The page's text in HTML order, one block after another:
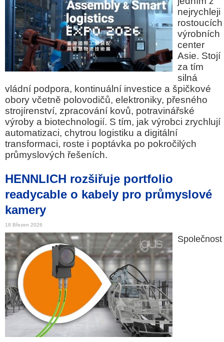
nejrychleji
rostoucích
výrobních
center
Asie. Stojí
za tím
silná
vládní podpora, kontinuální investice a špičkové
obory včetně polovodičů, elektroniky, přesného
strojírenství, zpracování kovů, potravinářské
výroby a biotechnologií. S tím, jak výrobci zrychlují
automatizaci, chytrou logistiku a digitální
transformaci, roste i poptávka po pokročilých
průmyslových řešeních.
HENNLICH rozšiřuje portfolio
readycable o kabely pro průmyslové
kamery
18 Březen 2026
Společnost